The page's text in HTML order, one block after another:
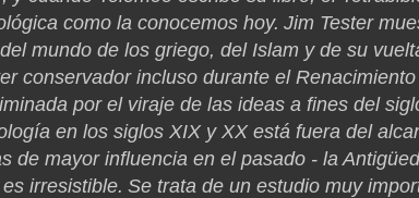
como la conocemos hoy. Jim Tester
mundo de los griego, del Islam y de su
conservador incluso durante el
por el viraje de las ideas a fines del
en los siglos XIX y XX está fuera del
de mayor influencia en el pasado - la
irresistible. Se trata de un estudio muy